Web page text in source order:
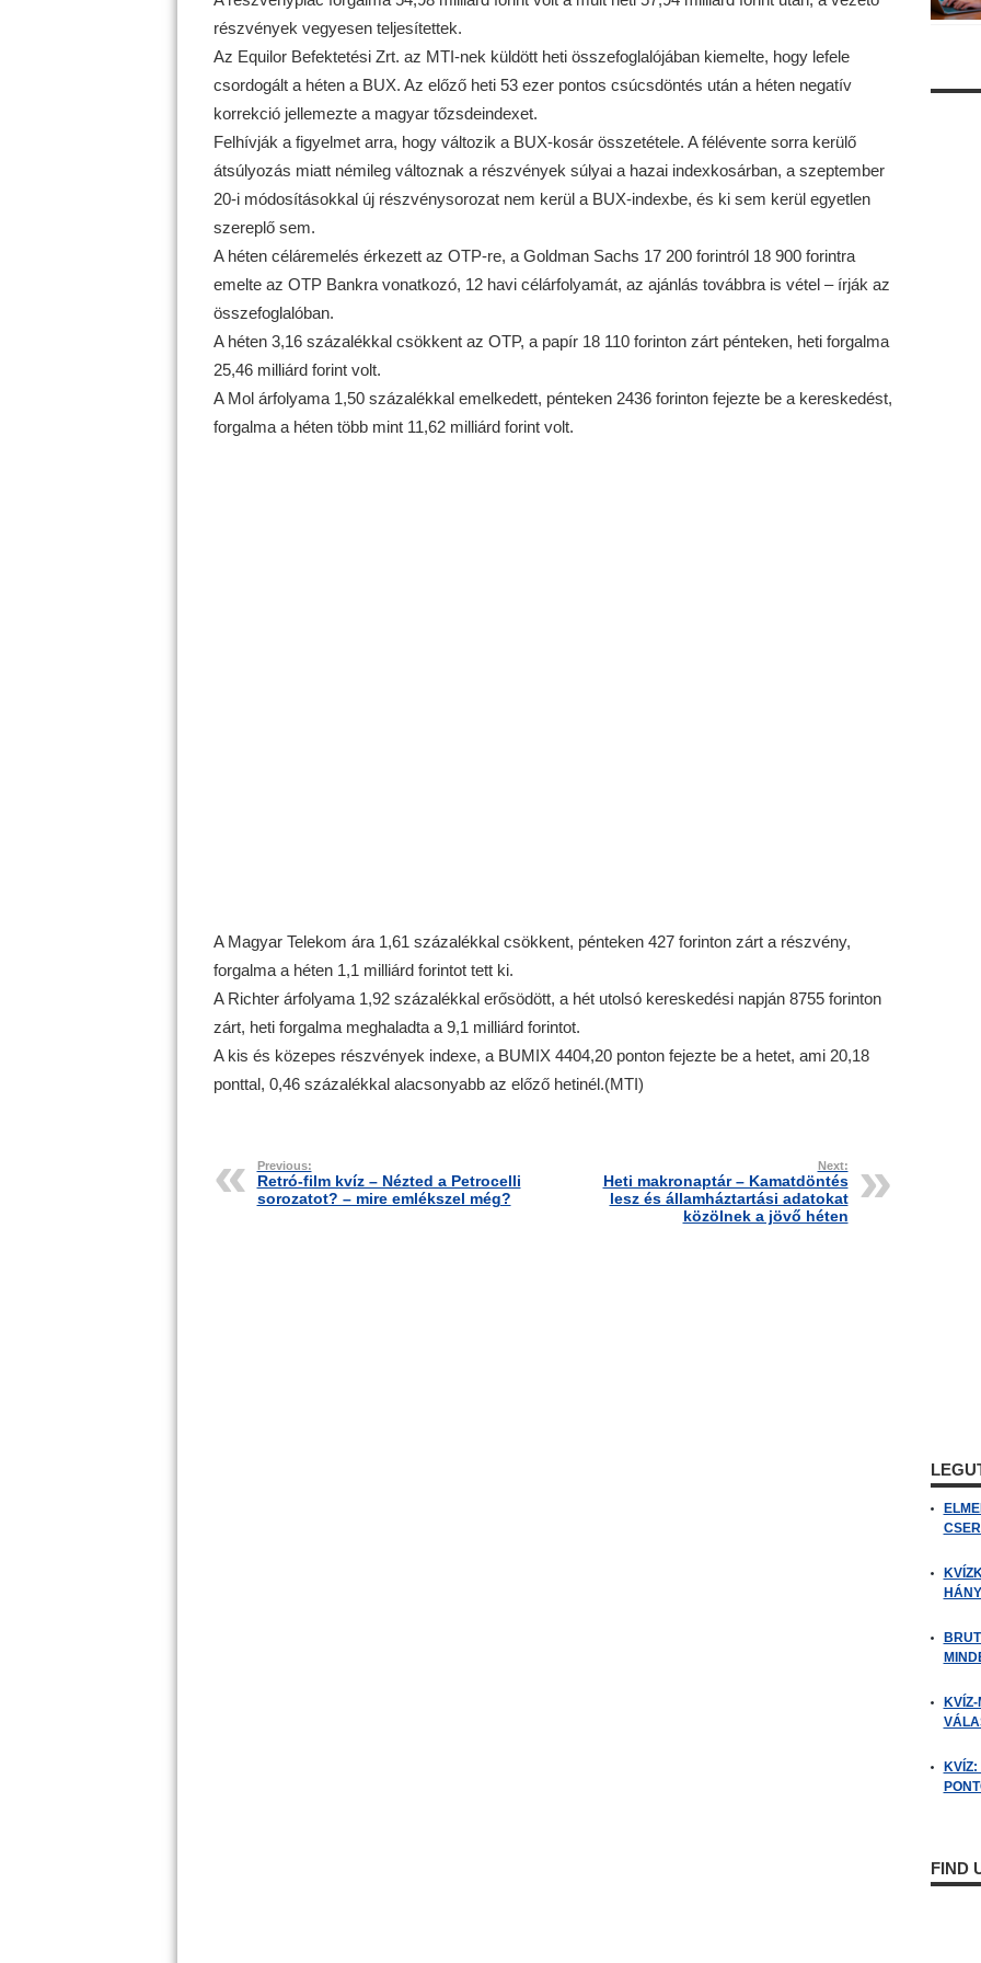
részvények vegyesen teljesítettek.
Az Equilor Befektetési Zrt. az MTI-nek küldött heti összefoglalójában kiemelte, hogy lefele
csordogált a héten a BUX. Az előző heti 53 ezer pontos csúcsdöntés után a héten negatív
korrekció jellemezte a magyar tőzsdeindexet.
Felhívják a figyelmet arra, hogy változik a BUX-kosár összetétele. A félévente sorra kerülő
átsúlyozás miatt némileg változnak a részvények súlyai a hazai indexkosárban, a szeptember
20-i módosításokkal új részvénysorozat nem kerül a BUX-indexbe, és ki sem kerül egyetlen
szereplő sem.
A héten céláremelés érkezett az OTP-re, a Goldman Sachs 17 200 forintról 18 900 forintra
emelte az OTP Bankra vonatkozó, 12 havi célárfolyamát, az ajánlás továbbra is vétel – írják az
összefoglalóban.
A héten 3,16 százalékkal csökkent az OTP, a papír 18 110 forinton zárt pénteken, heti forgalma
25,46 milliárd forint volt.
A Mol árfolyama 1,50 százalékkal emelkedett, pénteken 2436 forinton fejezte be a kereskedést,
forgalma a héten több mint 11,62 milliárd forint volt.
A Magyar Telekom ára 1,61 százalékkal csökkent, pénteken 427 forinton zárt a részvény,
forgalma a héten 1,1 milliárd forintot tett ki.
A Richter árfolyama 1,92 százalékkal erősödött, a hét utolsó kereskedési napján 8755 forinton
zárt, heti forgalma meghaladta a 9,1 milliárd forintot.
A kis és közepes részvények indexe, a BUMIX 4404,20 ponton fejezte be a hetet, ami 20,18
ponttal, 0,46 százalékkal alacsonyabb az előző hetinél.(MTI)
Previous:
Retró-film kvíz – Nézted a Petrocelli
sorozatot? – mire emlékszel még?
Next:
Heti makronaptár – Kamatdöntés
lesz és államháztartási adatokat
közölnek a jövő héten
FIND